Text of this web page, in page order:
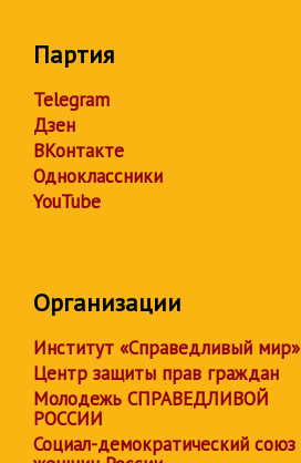
Партия
Telegram
Дзен
ВКонтакте
Одноклассники
YouTube
Организации
Институт «Справедливый мир»
Центр защиты прав граждан
Молодежь СПРАВЕДЛИВОЙ
РОССИИ
Социал-демократический союз